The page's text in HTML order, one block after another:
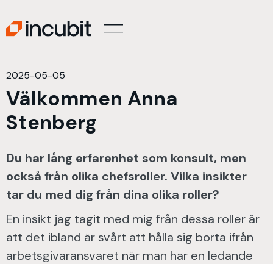
2025-05-05
Välkommen Anna
Stenberg
Du har lång erfarenhet som konsult, men
också från olika chefsroller. Vilka insikter
tar du med dig från dina olika roller?
En insikt jag tagit med mig från dessa roller är
att det ibland är svårt att hålla sig borta ifrån
arbetsgivaransvaret när man har en ledande